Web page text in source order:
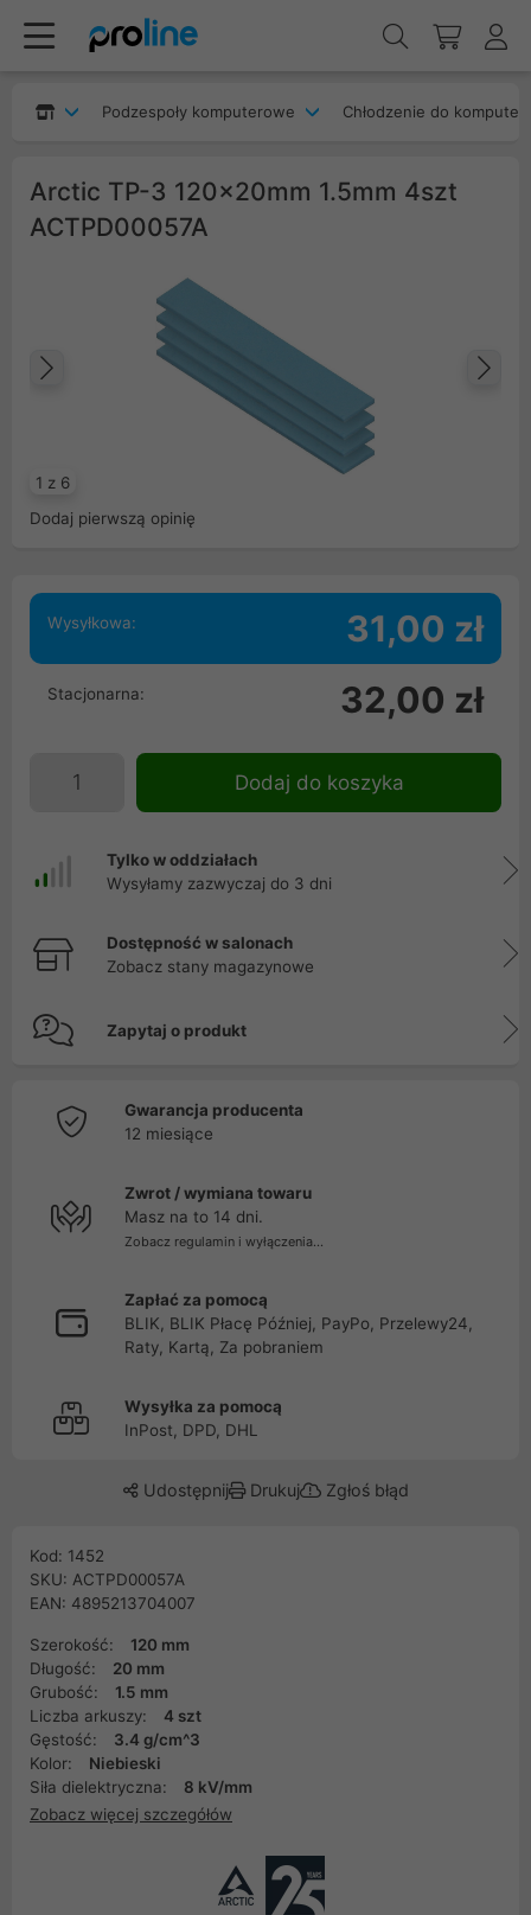
Podzespoły komputerowe Chłodzenie do
Arctic TP-3 120x20mm 1.5mm 4szt
ACTPD00057A
1 z 6
Poprzedni
Dodaj pierwszą opinię
Wysyłkowa: 31,00 zł
Stacjonarna: 32,00 zł
Dodaj do koszyka
Tylko w oddziałach
Wysyłamy zazwyczaj do 3 dni
Dostępność w salonach
Zobacz stany magazynowe
Zapytaj o produkt
Gwarancja producenta
12 miesiące
Zwrot / wymiana towaru
Masz na to 14 dni.
Zobacz regulamin i wyłączenia...
Zapłać za pomocą
BLIK, BLIK Płacę Później, PayPo, Przelewy24,
Raty, Kartą, Za pobraniem
Wysyłka za pomocą
InPost, DPD, DHL
Udostępnij Drukuj Zgłoś błąd
Kod: 1452
SKU: ACTPD00057A
EAN: 4895213704007
Szerokość:
120 mm
Długość:
20 mm
Grubość:
1.5 mm
Liczba arkuszy:
4 szt
Gęstość:
3.4 g/cm^3
Kolor:
Niebieski
Siła dielektryczna:
8 kV/mm
Zobacz więcej szczegółów